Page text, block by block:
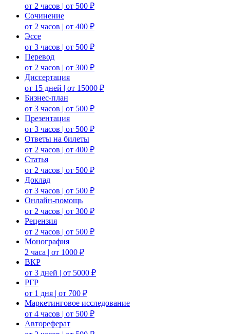
от 2 часов | от 500 ₽
Сочинение
от 2 часов | от 400 ₽
Эссе
от 3 часов | от 500 ₽
Перевод
от 2 часов | от 300 ₽
Диссертация
от 15 дней | от 15000 ₽
Бизнес-план
от 3 часов | от 500 ₽
Презентация
от 3 часов | от 500 ₽
Ответы на билеты
от 2 часов | от 400 ₽
Статья
от 2 часов | от 500 ₽
Доклад
от 3 часов | от 500 ₽
Онлайн-помощь
от 2 часов | от 300 ₽
Рецензия
от 2 часов | от 500 ₽
Монография
2 часа | от 1000 ₽
ВКР
от 3 дней | от 5000 ₽
РГР
от 1 дня | от 700 ₽
Маркетинговое исследование
от 4 часов | от 500 ₽
Автореферат